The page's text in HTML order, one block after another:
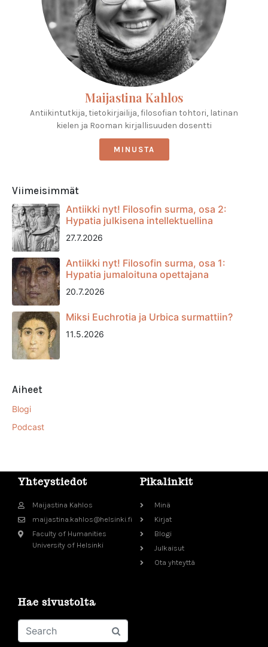
Maijastina Kahlos
Antiikintutkija, tietokirjailija, filosofian tohtori, latinan
kielen ja Rooman kirjallisuuden dosentti
MINUSTA
Viimeisimmät
Antiikki nyt! Filosofin surma, osa 2:
Hypatia julkisena intellektuellina
27.7.2026
Antiikki nyt! Filosofin surma, osa 1:
Hypatia jumaloituna opettajana
20.7.2026
Miksi Euchrotia ja Urbica surmattiin?
11.5.2026
Aiheet
Blogi
Podcast
Yhteystiedot
Maijastina Kahlos
maijastina.kahlos@helsinki.fi
Faculty of Humanities
University of Helsinki
Pikalinkit
Minä
Kirjat
Blogi
Julkaisut
Ota yhteyttä
Hae sivustolta